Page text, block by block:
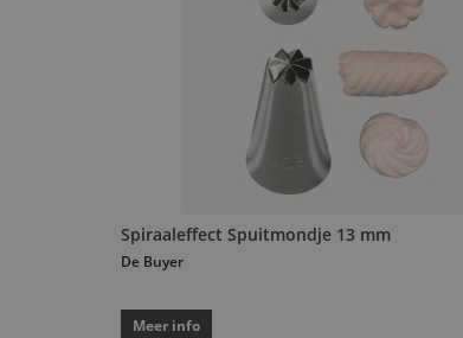
Spiraaleffect Spuitmondje 13 mm
De Buyer
Meer info